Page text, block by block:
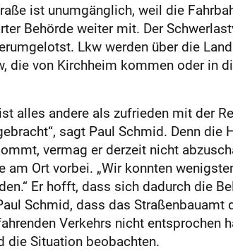
ist unumgänglich, weil die
Behörde weiter mit. Der
Lkw werden über die
die von Kirchheim kommen oder in
alles andere als zufrieden mit der
sagt Paul Schmid. Denn
vermag er derzeit nicht
am Ort vorbei. „Wir konnten
Er hofft, dass sich dadurch die
Schmid, dass das Straßenbauamt
Verkehrs nicht entsprochen
die Situation beobachten.